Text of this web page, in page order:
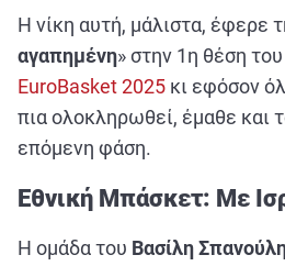
Εξυπηρέτηση Πελατών
Η νίκη αυτή, μάλιστα, έφερε
αγαπημένη» στην 1η θέση
EuroBasket 2025 κι εφόσον
πια ολοκληρωθεί, έμαθε και
επόμενη φάση.
Εθνική Μπάσκετ: Με
Η ομάδα του Βασίλη